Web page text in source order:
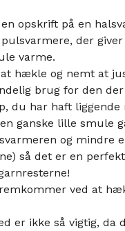
opskrift på en
der
varme.
hækle og nemt at
brug for den
du har haft liggende
ganske lille smule
og mindre
så det er en
ved at
er ikke så vigtig, da